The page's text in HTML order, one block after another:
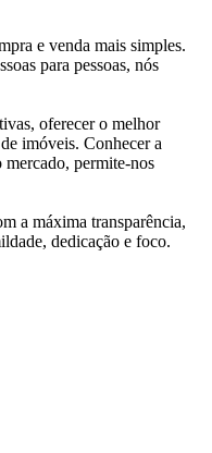
e venda mais simples.
para pessoas, nós
oferecer o melhor
imóveis. Conhecer a
mercado, permite-nos
a máxima transparência,
dedicação e foco.